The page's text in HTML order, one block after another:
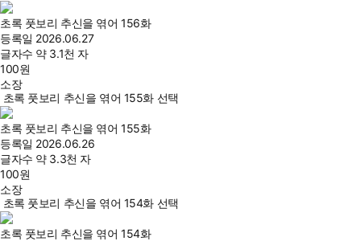
초록 풋보리 추신을 엮어 156화
등록일 2026.06.27
글자수 약 3.1천 자
100원
소장
초록 풋보리 추신을 엮어 155화 선택
초록 풋보리 추신을 엮어 155화
등록일 2026.06.26
글자수 약 3.3천 자
100원
소장
초록 풋보리 추신을 엮어 154화 선택
초록 풋보리 추신을 엮어 154화